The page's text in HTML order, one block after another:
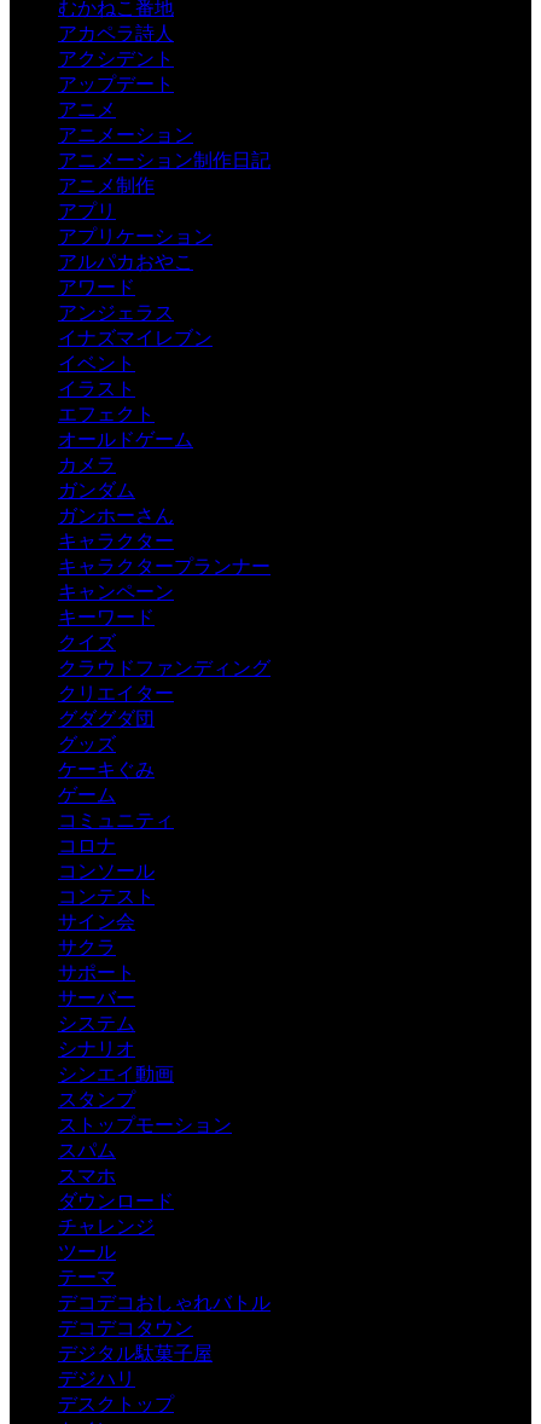
むかねこ番地
アカペラ詩人
アクシデント
アップデート
アニメ
アニメーション
アニメーション制作日記
アニメ制作
アプリ
アプリケーション
アルパカおやこ
アワード
アンジェラス
イナズマイレブン
イベント
イラスト
エフェクト
オールドゲーム
カメラ
ガンダム
ガンホーさん
キャラクター
キャラクタープランナー
キャンペーン
キーワード
クイズ
クラウドファンディング
クリエイター
グダグダ団
グッズ
ケーキぐみ
ゲーム
コミュニティ
コロナ
コンソール
コンテスト
サイン会
サクラ
サポート
サーバー
システム
シナリオ
シンエイ動画
スタンプ
ストップモーション
スパム
スマホ
ダウンロード
チャレンジ
ツール
テーマ
デコデコおしゃれバトル
デコデコタウン
デジタル駄菓子屋
デジハリ
デスクトップ